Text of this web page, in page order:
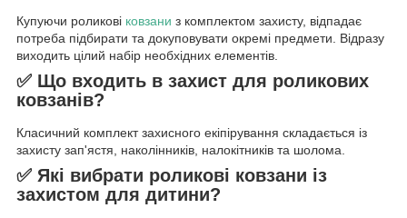
Купуючи роликові ковзани з комплектом захисту, відпадає
потреба підбирати та докуповувати окремі предмети. Відразу
виходить цілий набір необхідних елементів.
✅ Що входить в захист для роликових
ковзанів?
Класичний комплект захисного екіпірування складається із
захисту зап'ястя, наколінників, налокітників та шолома.
✅ Які вибрати роликові ковзани із
захистом для дитини?